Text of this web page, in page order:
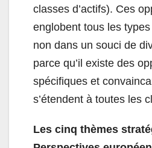
classes d’actifs). Ces
englobent tous les types
non dans un souci de
parce qu’il existe des
spécifiques et
s’étendent à toutes les
Les cinq thèmes